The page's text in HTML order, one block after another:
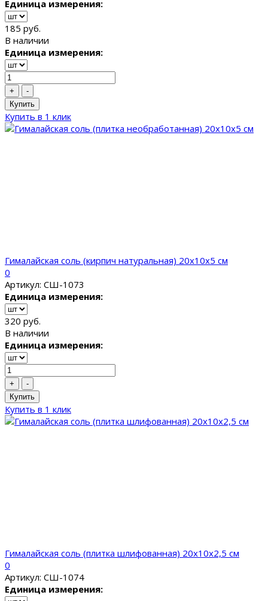
Единица измерения:
185 руб.
В наличии
Единица измерения:
+
-
Купить
Купить в 1 клик
Гималайская соль (кирпич натуральная) 20x10x5 см
0
Артикул: СШ-1073
Единица измерения:
320 руб.
В наличии
Единица измерения:
+
-
Купить
Купить в 1 клик
Гималайская соль (плитка шлифованная) 20x10x2,5 см
0
Артикул: СШ-1074
Единица измерения: